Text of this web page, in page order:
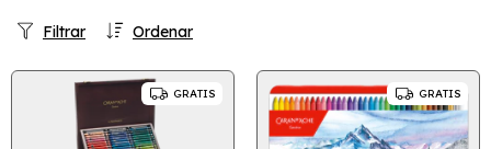
Ordenar
Filtrar
GRATIS GRATIS